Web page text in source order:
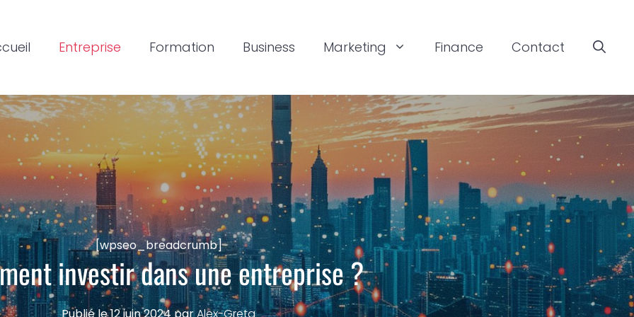
Entreprise Formation Business Marketing Finance Contact
[wpseo_breadcrumb]
investir dans une entreprise ?
Publié le12 juin 2024parAlex-Greta